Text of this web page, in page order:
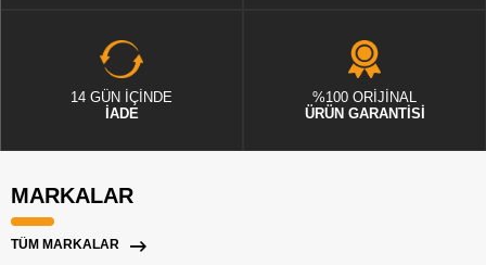
14 GÜN İÇİNDE
İADE
%100 ORİJİNAL
ÜRÜN GARANTİSİ
MARKALAR
TÜM MARKALAR